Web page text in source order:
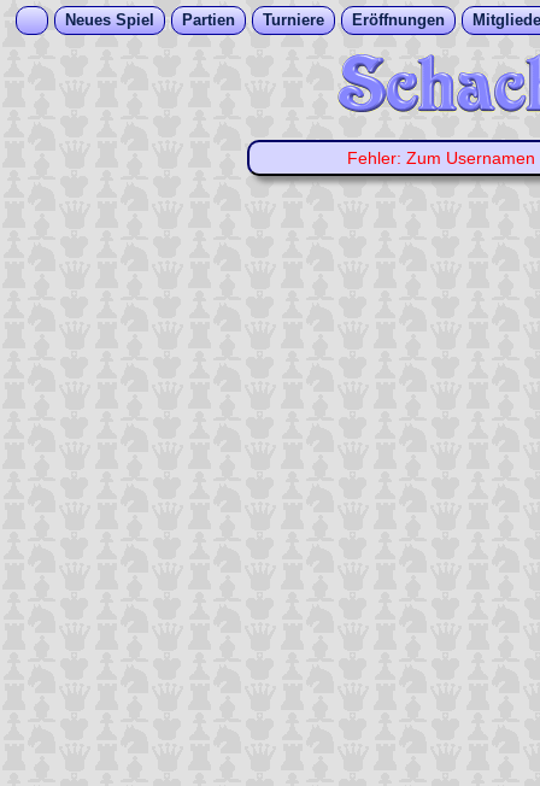
Neues Spiel Partien Turniere Eröffnungen
Fehler: Zum Usernamen